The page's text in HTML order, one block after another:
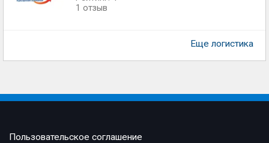
1 отзыв
Еще логистика
Пользовательское соглашение